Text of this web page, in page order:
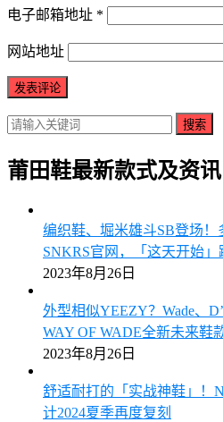
电子邮箱地址 *
网站地址
搜索
莆田鞋最新款式及资讯
编织鞋、堀米雄斗SB登场！
SNKRS官网，「这天开始」
2023年8月26日
外型相似YEEZY？Wade、
WAY OF WADE全新未来鞋
2023年8月26日
舒适耐打的「实战神鞋」！
计2024夏季再度复刻